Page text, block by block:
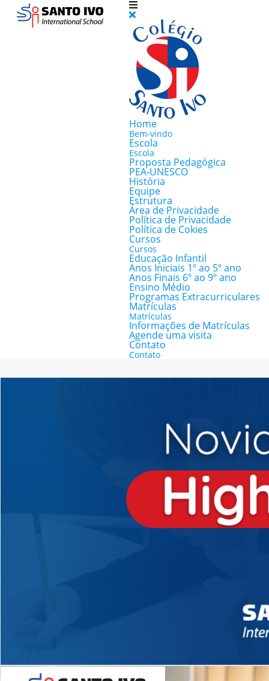
Home
Bem-vindo
Escola
Escola
Proposta Pedagógica
PEA-UNESCO
História
Equipe
Estrutura
Área de Privacidade
Política de Privacidade
Política de Cokies
Cursos
Cursos
Educação Infantil
Anos Iniciais 1º ao 5º ano
Anos Finais 6º ao 9º ano
Ensino Médio
Programas Extracurriculares
Matrículas
Matrículas
Informações de Matrículas
Agende uma visita
Contato
Contato
Novidades 2026 High School